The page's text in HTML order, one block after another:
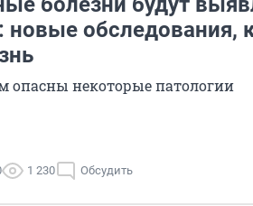
новые обследования,
опасны некоторые патологии
1 230 Обсудить